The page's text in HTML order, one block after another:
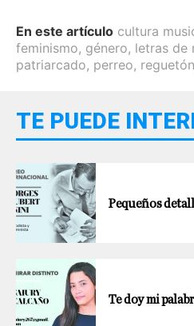
En este artículo cultura
feminismo, género, letras de
patriarcado, perreo, reguetón
TE PUEDE
Pequeños
Te doy mi